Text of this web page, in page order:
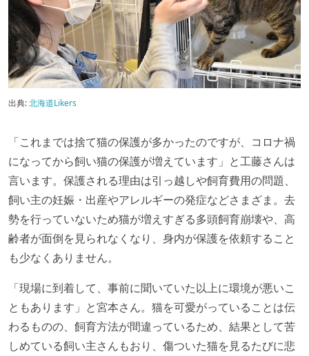
出典:北海道Likers
「これまでは捨て猫の保護が多かったのですが、コロナ禍
になってから飼い猫の保護が増えています」と工藤さんは
言います。保護される理由は引っ越しや飼育費用の問題、
飼い主の妊娠・出産やアレルギーの発症などさまざま。去
勢を行っていないため猫が増えすぎる多頭飼育崩壊や、高
齢者が面倒を見られなくなり、身内が保護を依頼すること
も少なくありません。
「現場に到着して、事前に聞いていた以上に環境が悪いこ
ともあります」と宮本さん。猫を可愛がっていることは伝
わるものの、飼育方法が間違っているため、結果として苦
しめている飼い主さんもおり、傷ついた猫を見るたびに悲